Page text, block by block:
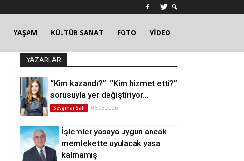
YAŞAM KÜLTÜR SANAT FOTO VİDEO
YAZARLAR
“Kim kazandı?”. “Kim hizmet etti?”
sorusuyla yer değiştiriyor…
Sevginar Sali 06.08.2026
İşlemler yasaya uygun ancak
memlekette uyulacak yasa
kalmamış